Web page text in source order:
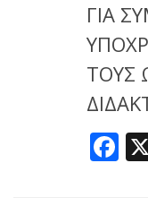
ΓΙΑ
ΤΟΥΣ